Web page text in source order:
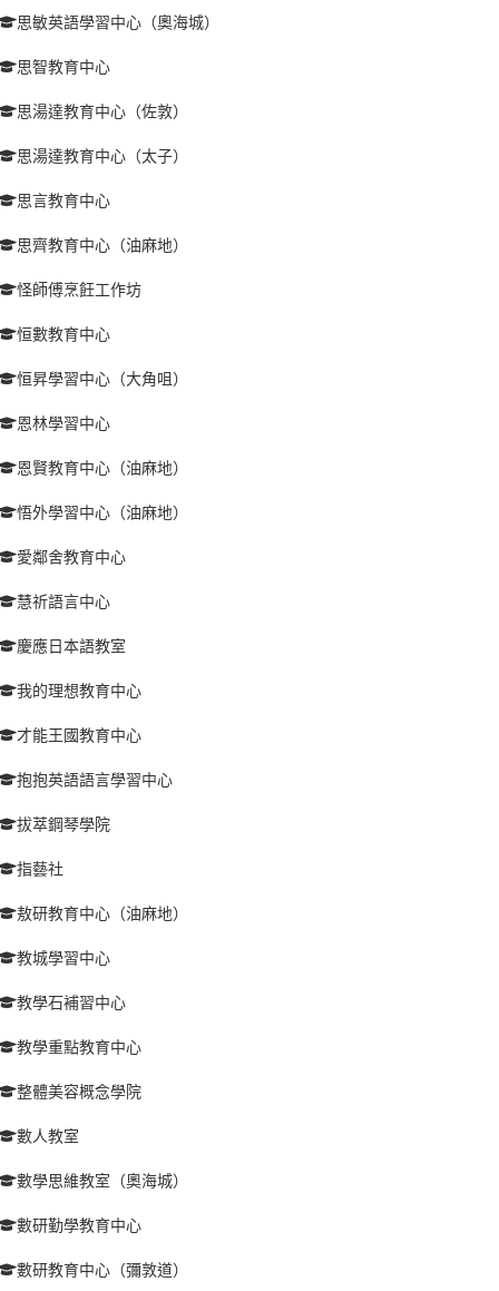
思敏英語學習中心（奧海城）
思智教育中心
思湯達教育中心（佐敦）
思湯達教育中心（太子）
思言教育中心
思齊教育中心（油麻地）
怪師傅烹飪工作坊
恒數教育中心
恒昇學習中心（大角咀）
恩林學習中心
恩賢教育中心（油麻地）
悟外學習中心（油麻地）
愛鄰舍教育中心
慧祈語言中心
慶應日本語教室
我的理想教育中心
才能王國教育中心
抱抱英語語言學習中心
拔萃鋼琴學院
指藝社
敖研教育中心（油麻地）
教城學習中心
教學石補習中心
教學重點教育中心
整體美容概念學院
數人教室
數學思維教室（奧海城）
數研勤學教育中心
數研教育中心（彌敦道）